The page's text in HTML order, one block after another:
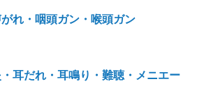
れ・咽頭ガン・喉頭ガン
耳だれ・耳鳴り・難聴・メニエー